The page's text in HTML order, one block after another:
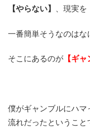
【やらない】
、現実を
一番簡単そうなのはな
そこにあるのが 【ギャ
僕がギャンブルにハマ
流れだったということ